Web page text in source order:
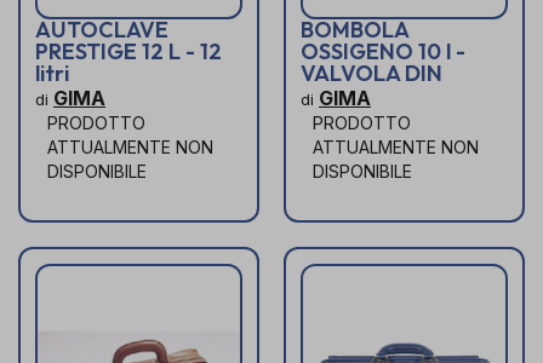
AUTOCLAVE
PRESTIGE 12 L - 12
litri
di GIMA
PRODOTTO
ATTUALMENTE NON
DISPONIBILE
BOMBOLA
OSSIGENO 10 l -
VALVOLA DIN
di GIMA
PRODOTTO
ATTUALMENTE NON
DISPONIBILE